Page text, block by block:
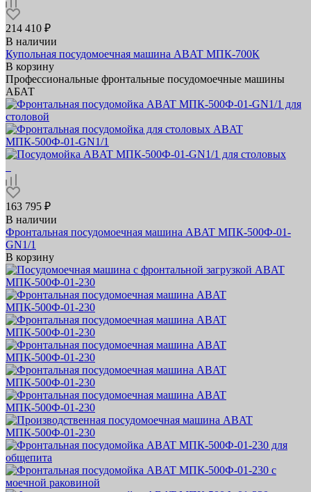
214 410 ₽
В наличии
Купольная посудомоечная машина ABAT МПК‑700К
В корзину
Профессиональные фронтальные посудомоечные машины
АБАТ
163 795 ₽
В наличии
Фронтальная посудомоечная машина ABAT МПК-500Ф-01-
GN1/1
В корзину